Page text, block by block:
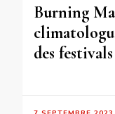
Burning
des